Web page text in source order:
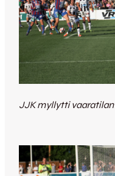
JJK myllytti